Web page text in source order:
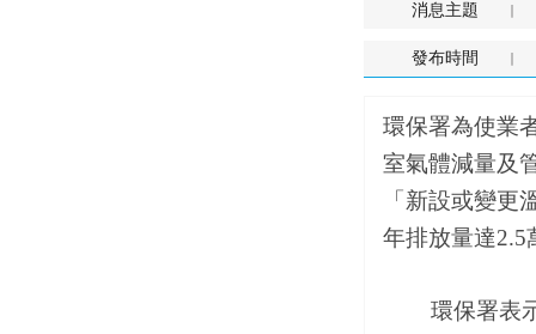
消息主題
發布時間
環保署為使業
室氣體減量及
「新設或變
年排放量達2.5
環保署表示